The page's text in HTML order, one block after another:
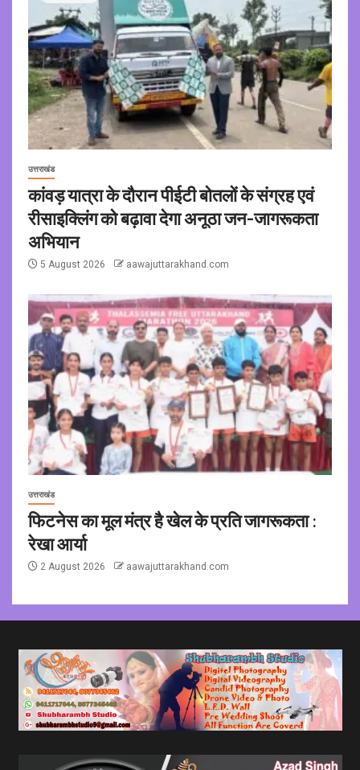
उत्तराखंड
कांवड़ यात्रा के दौरान पीईटी बोतलों के संग्रह एवं
रीसाइक्लिंग को बढ़ावा देगा अनूठा जन-जागरूकता
अभियान
5 August 2026 aawajuttarakhand.com
उत्तराखंड
फिटनेस का मूल मंत्र है खेल के प्रति जागरूकता :
रेखा आर्या
2 August 2026 aawajuttarakhand.com